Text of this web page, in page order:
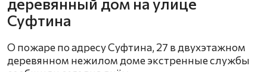
Суфтина
О пожаре по адресу Суфтина, 27 в двухэтажном
деревянном нежилом доме экстренные службы